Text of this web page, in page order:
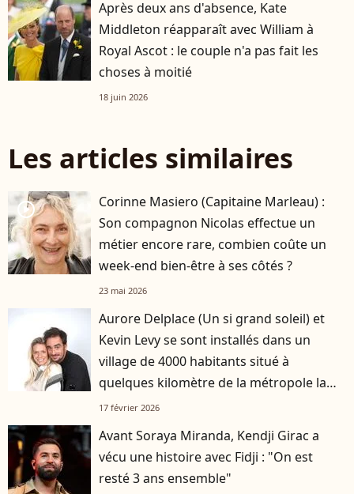
Après deux ans d'absence, Kate
Middleton réapparaît avec William à
Royal Ascot : le couple n'a pas fait les
choses à moitié
18 juin 2026
Les articles similaires
player2
Corinne Masiero (Capitaine Marleau) :
Son compagnon Nicolas effectue un
métier encore rare, combien coûte un
week-end bien-être à ses côtés ?
23 mai 2026
Aurore Delplace (Un si grand soleil) et
Kevin Levy se sont installés dans un
village de 4000 habitants situé à
quelques kilomètre de la métropole la
plus attractive de France
17 février 2026
Avant Soraya Miranda, Kendji Girac a
vécu une histoire avec Fidji : "On est
resté 3 ans ensemble"